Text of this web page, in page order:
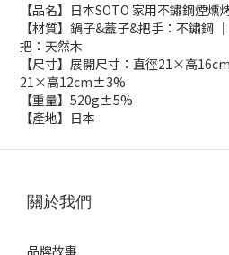
【品名】日本SOTO 家用不鏽鋼煙燻
【材質】鍋子&蓋子&把手：不鏽鋼
把：天然木
【尺寸】展開尺寸：直徑21×高
21×高12cm±3%
【重量】520g±5%
【產地】日本
關於我們
品牌故事